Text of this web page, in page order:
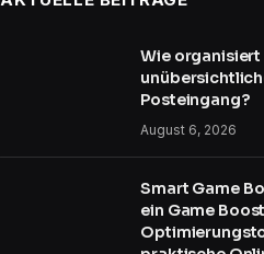
Wie organisiert
Posteingang?
August 6, 2026
Smart Game
ein Game